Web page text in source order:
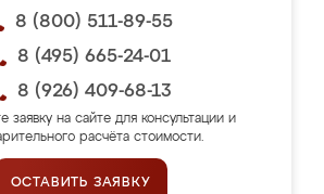
8 (800) 511-89-55
8 (495) 665-24-01
8 (926) 409-68-13
заявку на сайте для консультации и
расчёта стоимости.
ОСТАВИТЬ ЗАЯВКУ